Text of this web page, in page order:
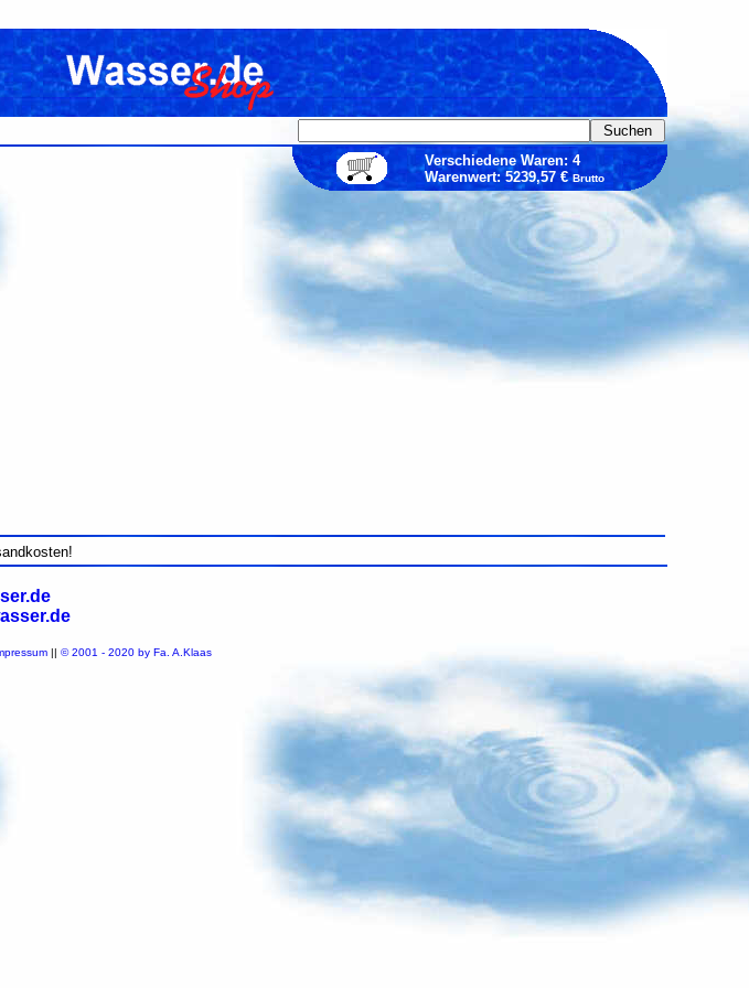
Verschiedene Waren: 4
Warenwert: 5239,57 €Brutto
|| © 2001 - 2020 by Fa. A.Klaas